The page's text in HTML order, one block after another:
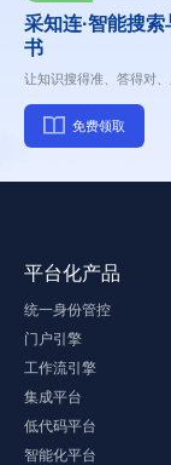
采知连·智能搜
书
让知识搜得准、答得对
免费领取
平台化产品
统一身份管控
门户引擎
工作流引擎
集成平台
低代码平台
智能化平台